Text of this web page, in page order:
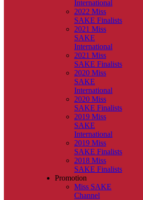
International
2022 Miss
SAKE Finalists
2021 Miss
SAKE
International
2021 Miss
SAKE Finalists
2020 Miss
SAKE
International
2020 Miss
SAKE Finalists
2019 Miss
SAKE
International
2019 Miss
SAKE Finalists
2018 Miss
SAKE Finalists
Promotion
Miss SAKE
Channel